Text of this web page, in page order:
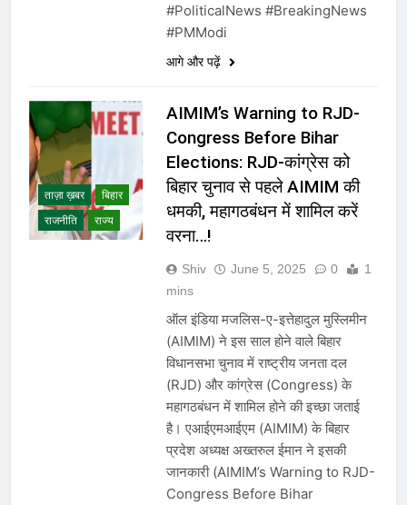
#PoliticalNews #BreakingNews
#PMModi
आगे और पढ़ें
ताज़ा ख़बर
बिहार
राजनीति
राज्य
AIMIM’s Warning to RJD-
Congress Before Bihar
Elections: RJD-कांग्रेस को
बिहार चुनाव से पहले AIMIM की
धमकी, महागठबंधन में शामिल करें
वरना…!
Shiv June 5, 2025 0
1
mins
ऑल इंडिया मजलिस-ए-इत्तेहादुल मुस्लिमीन
(AIMIM) ने इस साल होने वाले बिहार
विधानसभा चुनाव में राष्ट्रीय जनता दल
(RJD) और कांग्रेस (Congress) के
महागठबंधन में शामिल होने की इच्छा जताई
है। एआईएमआईएम (AIMIM) के बिहार
प्रदेश अध्यक्ष अख्तरुल ईमान ने इसकी
जानकारी (AIMIM’s Warning to RJD-
Congress Before Bihar